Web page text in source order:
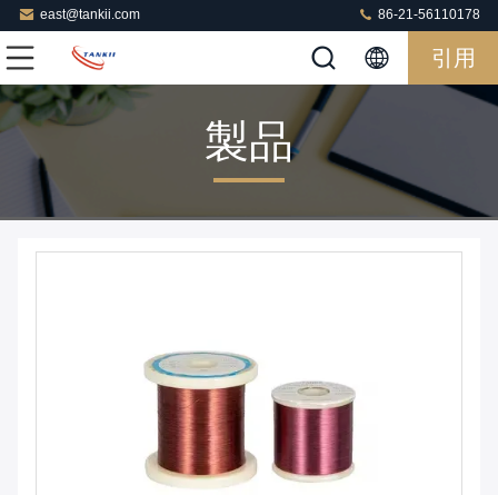
east@tankii.com 86-21-56110178
引用
製品